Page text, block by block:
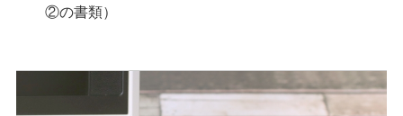
②の書類）